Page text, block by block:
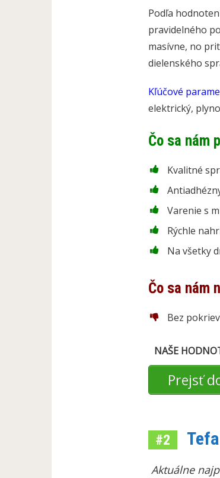
Podľa
pravidelného
masívne, no
dielenského
Kľúčové
elektrický,
Čo sa nám
Kvalitné
Varenie s
Rýchle
Na všetky
Čo sa nám
Bez
NAŠE
Prejsť
#2
Aktuálne